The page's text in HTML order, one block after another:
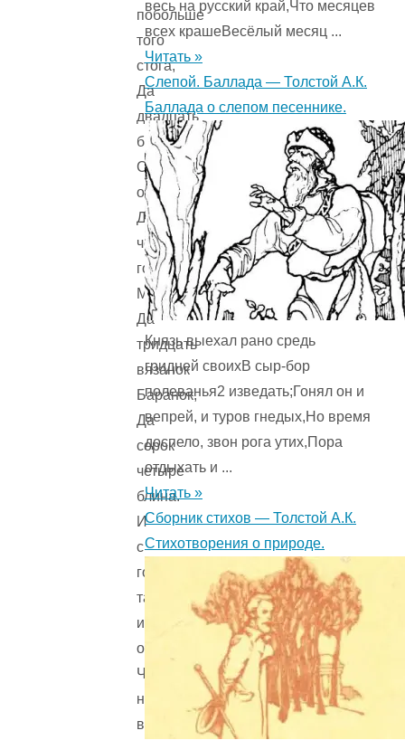
побольше
того
стога,
Да
двадцать
бочонков
Солёных
опёнков,
Да
четыре
горшка
Молока,
Да
тридцать
вязанок
Баранок,
Да
сорок
четыре
блина.
И
с
голоду
так
исхудала
она,
Что
не
войти
весь на русский край,Что месяцев
всех крашеВесёлый месяц ...
Читать »
Слепой. Баллада — Толстой А.К.
Баллада о слепом песеннике.
Князь выехал рано средь
гридней своихВ сыр-бор
полеванья2 изведать;Гонял он и
вепрей, и туров гнедых,Но время
доспело, звон рога утих,Пора
отдыхать и ...
Читать »
Сборник стихов — Толстой А.К.
Стихотворения о природе.